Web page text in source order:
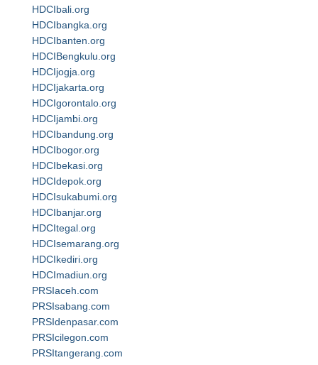
HDCIbali.org
HDCIbangka.org
HDCIbanten.org
HDCIBengkulu.org
HDCIjogja.org
HDCIjakarta.org
HDCIgorontalo.org
HDCIjambi.org
HDCIbandung.org
HDCIbogor.org
HDCIbekasi.org
HDCIdepok.org
HDCIsukabumi.org
HDCIbanjar.org
HDCItegal.org
HDCIsemarang.org
HDCIkediri.org
HDCImadiun.org
PRSIaceh.com
PRSIsabang.com
PRSIdenpasar.com
PRSIcilegon.com
PRSItangerang.com